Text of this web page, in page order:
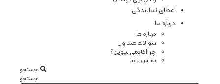
اعطای نمایندگی
درباره ما
درباره ما
سوالات متداول
چرا آکادمی سوین؟
تماس با ما
جستجو
جستجو